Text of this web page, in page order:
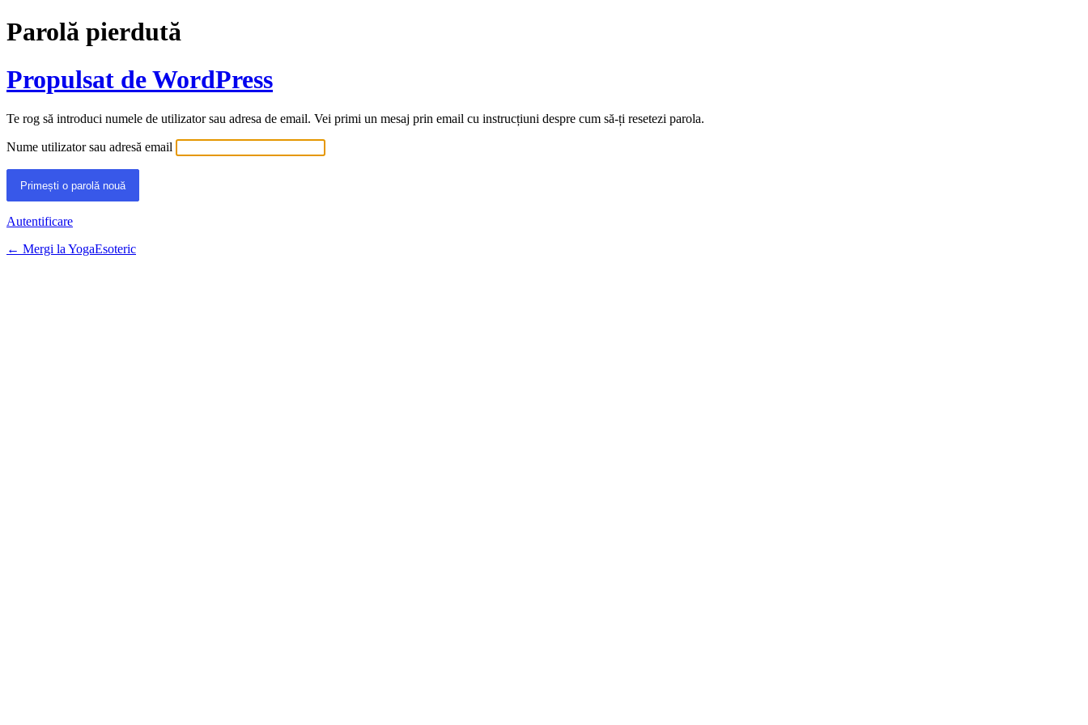
Parolă pierdută
Propulsat de WordPress
Te rog să introduci numele de utilizator sau adresa de email. Vei primi un mesaj prin email cu instrucțiuni despre cum să-ți resetezi parola.
Nume utilizator sau adresă email
Autentificare
← Mergi la YogaEsoteric